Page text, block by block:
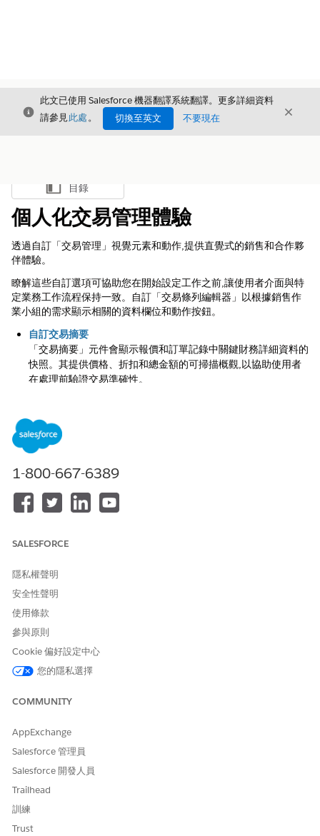
結束
此文已使用 Salesforce 機器翻譯系統翻譯。更多詳細資料
請參見此處。 切換至英文 不要現在 結束
顯示目錄
目錄
個人化交易管理體驗
透過自訂「交易管理」視覺元素和動作,提供直覺式的銷售和合作夥
伴體驗。
瞭解這些自訂選項可協助您在開始設定工作之前,讓使用者介面與特
定業務工作流程保持一致。自訂「交易條列編輯器」以根據銷售作
業小組的需求顯示相關的資料欄位和動作按鈕。
自訂交易摘要
「交易摘要」元件會顯示報價和訂單記錄中關鍵財務詳細資料的
快照。其提供價格、折扣和總金額的可掃描概觀,以協助使用者
在處理前驗證交易準確性。
若要為銷售代表提供直覺式體驗,請在「交易條列編輯器」或
「銷售交易條列編輯器」中定義動作按鈕的位置和順序。自訂哪
些動作會在下拉式清單中顯示為獨立按鈕、分組按鈕或功能表項
透過新增使用者有效管理收入交易所需的欄位和相關清單,來設
定您的版面配置。這些新增功能可確保銷售代表可以直接從他們
1-800-667-6389
SALESFORCE
隱私權聲明
安全性聲明
使用條款
參與原則
Cookie 偏好設定中心
您的隱私選擇
COMMUNITY
AppExchange
Salesforce 管理員
Salesforce 開發人員
Trailhead
訓練
Trust